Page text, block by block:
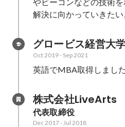
解決に向かっていきたい
グロービス経営大
Oct 2019- Sep 2021
英語でMBA取得しました
株式会社LiveArts
代表取締役
Dec 2017-Jul 2018